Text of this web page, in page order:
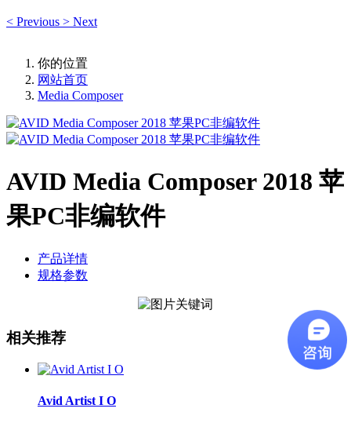
< Previous > Next
你的位置
网站首页
Media Composer
AVID Media Composer 2018 苹
果PC非编软件
产品详情
规格参数
相关推荐
Avid Artist I O